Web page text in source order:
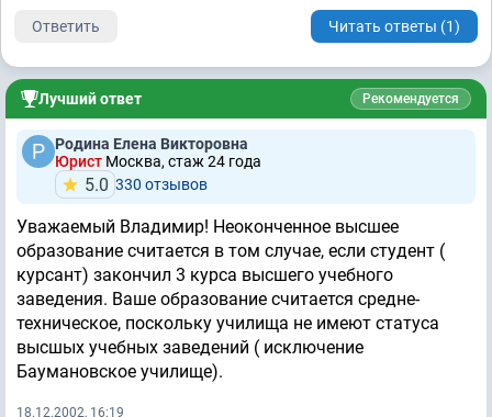
Ответить Читать ответы (1)
Лучший ответ Рекомендуется
Родина Елена Викторовна
Юрист Москва, стаж 24 годa
5.0 330 отзывов
Уважаемый Владимир! Неоконченное высшее
образование считается в том случае, если студент (
курсант) закончил 3 курса высшего учебного
заведения. Ваше образование считается средне-
техническое, поскольку училища не имеют статуса
высшых учебных заведений ( исключение
Баумановское училище).
18.12.2002, 16:19